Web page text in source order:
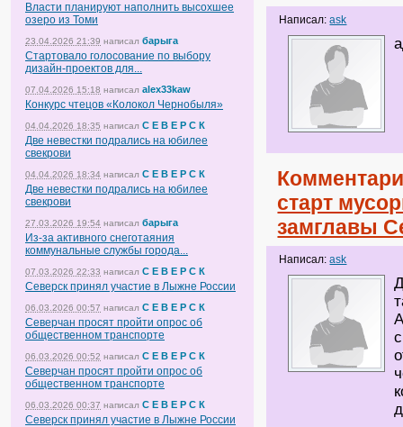
Власти планируют наполнить высохшее
озеро из Томи
23.04.2026 21:39 написал барыга
Стартовало голосование по выбору
дизайн-проектов для...
07.04.2026 15:18 написал alex33kaw
Конкурс чтецов «Колокол Чернобыля»
04.04.2026 18:35 написал С Е В Е Р С К
Две невестки подрались на юбилее
свекрови
04.04.2026 18:34 написал С Е В Е Р С К
Две невестки подрались на юбилее
свекрови
27.03.2026 19:54 написал барыга
Из-за активного снеготаяния
коммунальные службы города...
07.03.2026 22:33 написал С Е В Е Р С К
Северск принял участие в Лыжне России
06.03.2026 00:57 написал С Е В Е Р С К
Северчан просят пройти опрос об
общественном транспорте
06.03.2026 00:52 написал С Е В Е Р С К
Северчан просят пройти опрос об
общественном транспорте
06.03.2026 00:37 написал С Е В Е Р С К
Северск принял участие в Лыжне России
Написал:ask
старт
замглавы
Написал:ask